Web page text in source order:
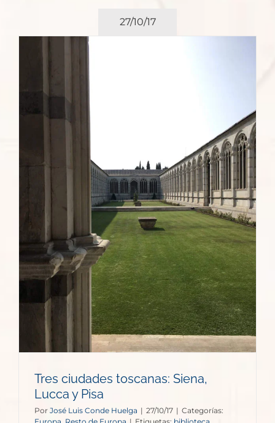
27/10/17
Tres ciudades toscanas: Siena,
Lucca y Pisa
Por José Luis Conde Huelga | 27/10/17 | Categorías: